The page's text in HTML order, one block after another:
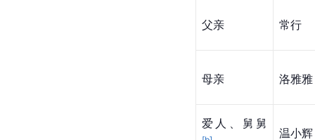
父亲 常行
母亲 洛雅雅
爱人、舅舅
温小辉